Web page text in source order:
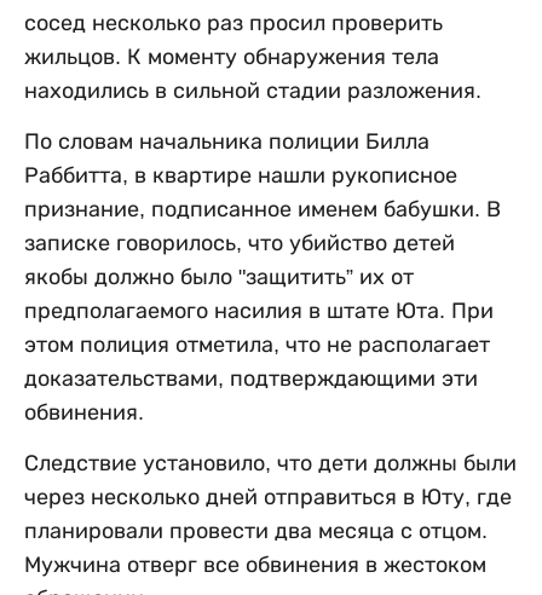
сосед несколько раз просил проверить
жильцов. К моменту обнаружения тела
находились в сильной стадии разложения.
По словам начальника полиции Билла
Раббитта, в квартире нашли рукописное
признание, подписанное именем бабушки. В
записке говорилось, что убийство детей
якобы должно было "защитить” их от
предполагаемого насилия в штате Юта. При
этом полиция отметила, что не располагает
доказательствами, подтверждающими эти
обвинения.
Следствие установило, что дети должны были
через несколько дней отправиться в Юту, где
планировали провести два месяца с отцом.
Мужчина отверг все обвинения в жестоком